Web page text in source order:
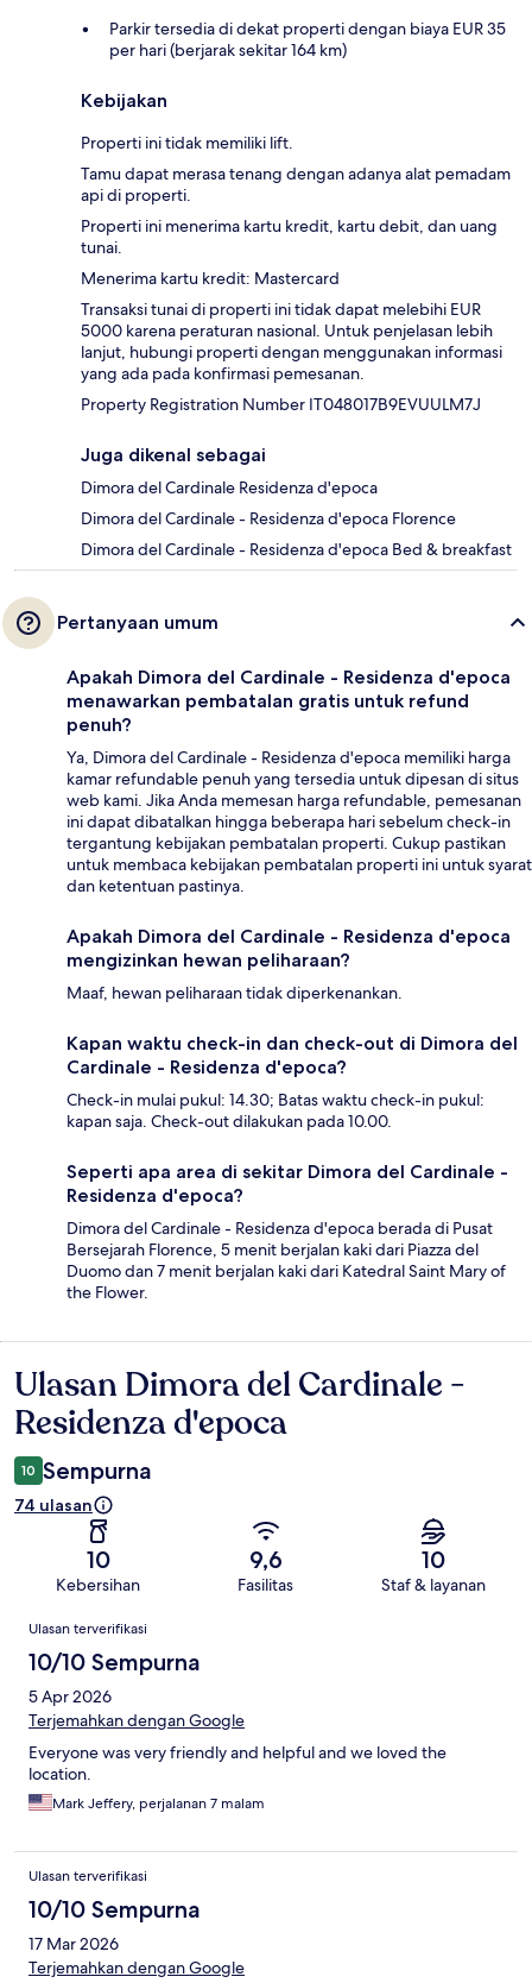
Parkir tersedia di dekat properti dengan biaya EUR 35
per hari (berjarak sekitar 164 km)
Kebijakan
Properti ini tidak memiliki lift.
Tamu dapat merasa tenang dengan adanya alat pemadam
api di properti.
Properti ini menerima kartu kredit, kartu debit, dan uang
tunai.
Menerima kartu kredit: Mastercard
Transaksi tunai di properti ini tidak dapat melebihi EUR
5000 karena peraturan nasional. Untuk penjelasan lebih
lanjut, hubungi properti dengan menggunakan informasi
yang ada pada konfirmasi pemesanan.
Property Registration Number IT048017B9EVUULM7J
Juga dikenal sebagai
Dimora del Cardinale Residenza d'epoca
Dimora del Cardinale - Residenza d'epoca Florence
Dimora del Cardinale - Residenza d'epoca Bed & breakfast
Pertanyaan umum
Apakah Dimora del Cardinale - Residenza d'epoca
menawarkan pembatalan gratis untuk refund
penuh?
Ya, Dimora del Cardinale - Residenza d'epoca memiliki harga
kamar refundable penuh yang tersedia untuk dipesan di situs
web kami. Jika Anda memesan harga refundable, pemesanan
ini dapat dibatalkan hingga beberapa hari sebelum check-in
tergantung kebijakan pembatalan properti. Cukup pastikan
untuk membaca kebijakan pembatalan properti ini untuk syarat
dan ketentuan pastinya.
Apakah Dimora del Cardinale - Residenza d'epoca
mengizinkan hewan peliharaan?
Maaf, hewan peliharaan tidak diperkenankan.
Kapan waktu check-in dan check-out di Dimora del
Cardinale - Residenza d'epoca?
Check-in mulai pukul: 14.30; Batas waktu check-in pukul:
kapan saja. Check-out dilakukan pada 10.00.
Seperti apa area di sekitar Dimora del Cardinale -
Residenza d'epoca?
Dimora del Cardinale - Residenza d'epoca berada di Pusat
Bersejarah Florence, 5 menit berjalan kaki dari Piazza del
Duomo dan 7 menit berjalan kaki dari Katedral Saint Mary of
the Flower.
Ulasan
Ulasan Dimora del Cardinale -
Residenza d'epoca
10 Sempurna
74 ulasan
10
Kebersihan
9,6
Fasilitas
10
Staf & layanan
Ulasan
Ulasan terverifikasi
10/10 Sempurna
5 Apr 2026
Terjemahkan dengan Google
Everyone was very friendly and helpful and we loved the
location.
Mark Jeffery, perjalanan 7 malam
Ulasan terverifikasi
10/10 Sempurna
17 Mar 2026
Terjemahkan dengan Google